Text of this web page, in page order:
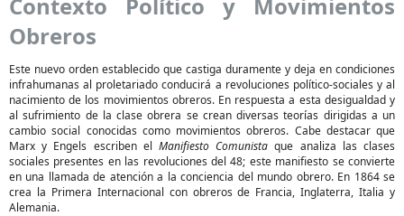
Obreros
Este nuevo orden establecido que castiga duramente y deja en condiciones
infrahumanas al proletariado conducirá a revoluciones político-sociales y al
nacimiento de los movimientos obreros. En respuesta a esta desigualdad y
al sufrimiento de la clase obrera se crean diversas teorías dirigidas a un
cambio social conocidas como movimientos obreros. Cabe destacar que
Marx y Engels escriben el Manifiesto Comunista que analiza las clases
sociales presentes en las revoluciones del 48; este manifiesto se convierte
en una llamada de atención a la conciencia del mundo obrero. En 1864 se
crea la Primera Internacional con obreros de Francia, Inglaterra, Italia y
Alemania.